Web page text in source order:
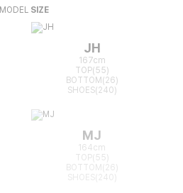
MODEL SIZE
JH
167cm
TOP(55)
BOTTOM(26)
SHOES(240)
MJ
164cm
TOP(55)
BOTTOM(26)